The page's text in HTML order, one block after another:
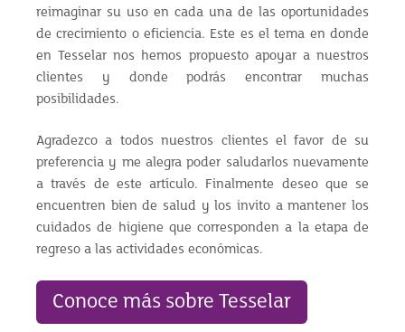
reimaginar su uso en cada una de las oportunidades
de crecimiento o eficiencia. Este es el tema en donde
en Tesselar nos hemos propuesto apoyar a nuestros
clientes y donde podrás encontrar muchas
posibilidades.
Agradezco a todos nuestros clientes el favor de su
preferencia y me alegra poder saludarlos nuevamente
a través de este artículo. Finalmente deseo que se
encuentren bien de salud y los invito a mantener los
cuidados de higiene que corresponden a la etapa de
regreso a las actividades económicas.
Conoce más sobre Tesselar